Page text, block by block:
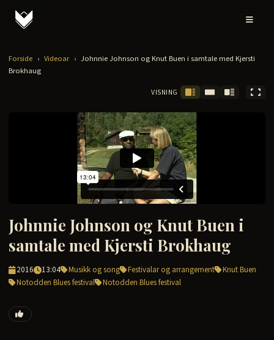
Forside › Videoar › Johnnie Johnson og Knut Buen i samtale med Kjersti
Brokhaug
VISNING
Johnnie Johnson og Knut Buen i
samtale med Kjersti Brokhaug
2016 13:04 Musikk og song Festivalar og arrangement
Knut Buen
Notodden Blues festival
Notodden Blues festival